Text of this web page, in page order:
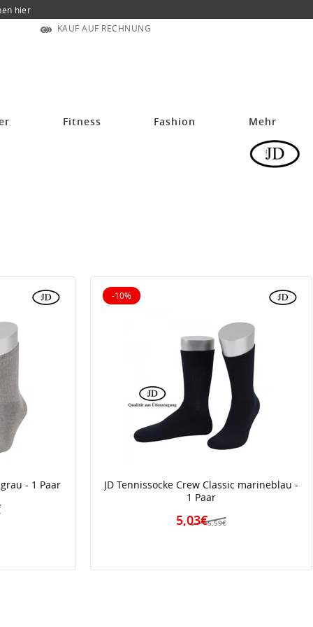
hier
KAUF AUF RECHNUNG
Fitness Fashion Mehr
- 1 Paar
JD Tennissocke Crew Classic marineblau -
1 Paar
5,59€
5,03€
-10%
10% reduziert